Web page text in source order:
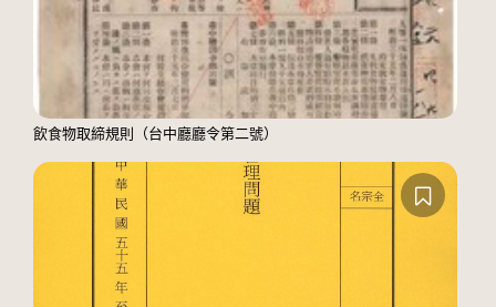
飲食物取締規則（台中廳廳令第二號）